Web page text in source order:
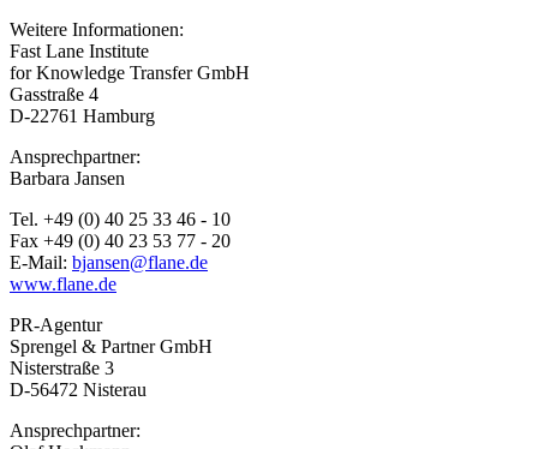
Weitere Informationen:
Fast Lane Institute
for Knowledge Transfer GmbH
Gasstraße 4
D-22761 Hamburg
Ansprechpartner:
Barbara Jansen
Tel. +49 (0) 40 25 33 46 - 10
Fax +49 (0) 40 23 53 77 - 20
E-Mail: bjansen@flane.de
www.flane.de
PR-Agentur
Sprengel & Partner GmbH
Nisterstraße 3
D-56472 Nisterau
Ansprechpartner: